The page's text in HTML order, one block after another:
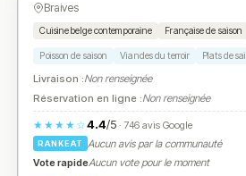
Braives
Cuisine belge contemporaine Française de saison
Poisson de saison Viandes du terroir Plats de
Livraison :Non renseignée
Réservation en ligne :Non renseignée
★★★★☆4.4/5· 746 avis Google
RANKEAT
Aucun avis par la communauté
Vote rapideAucun vote pour le moment